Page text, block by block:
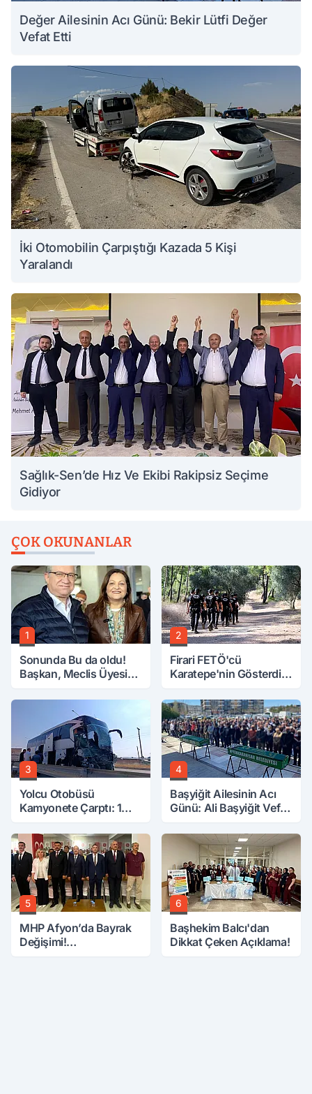
Değer Ailesinin Acı Günü: Bekir Lütfi Değer
Vefat Etti
İki Otomobilin Çarpıştığı Kazada 5 Kişi
Yaralandı
Sağlık-Sen’de Hız Ve Ekibi Rakipsiz Seçime
Gidiyor
ÇOK OKUNANLAR
1
Sonunda Bu da oldu!
Başkan, Meclis Üyesini
Attırdı
2
Firari FETÖ'cü
Karatepe'nin Gösterdiği
Aranıyor
3
Yolcu Otobüsü
Kamyonete Çarptı: 1
4
Başyiğit Ailesinin Acı
Günü: Ali Başyiğit Vefat
5
MHP Afyon’da Bayrak
Değişimi!
6
Başhekim Balcı'dan
Dikkat Çeken Açıklama!